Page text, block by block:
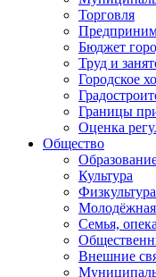
Торговля
Бюджет
Труд и
Городское
Границы
Оценка
Общество
Культура
Семья,
Внешние